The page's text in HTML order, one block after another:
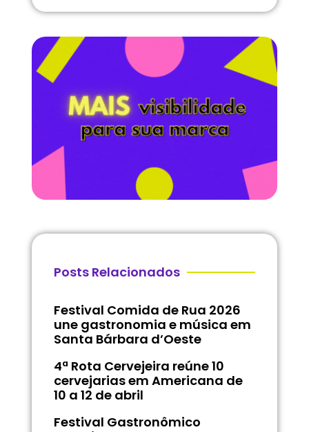
Posts Relacionados
Festival Comida de Rua 2026
une gastronomia e música em
Santa Bárbara d’Oeste
4ª Rota Cervejeira reúne 10
cervejarias em Americana de
10 a 12 de abril
Festival Gastronômico